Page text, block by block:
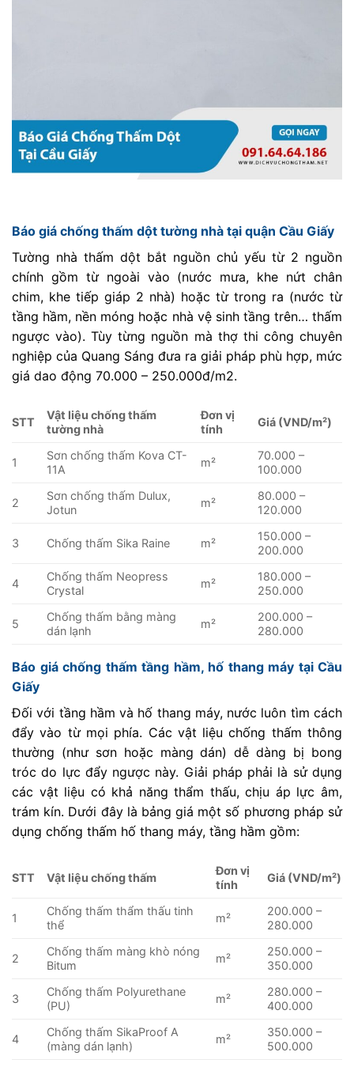
Báo giá chống thấm dột tường nhà tại quận Cầu Giấy
Tường nhà thấm dột bắt nguồn chủ yếu từ 2 nguồn
chính gồm từ ngoài vào (nước mưa, khe nứt chân
chim, khe tiếp giáp 2 nhà) hoặc từ trong ra (nước từ
tầng hầm, nền móng hoặc nhà vệ sinh tầng trên… thấm
ngược vào). Tùy từng nguồn mà thợ thi công chuyên
nghiệp của Quang Sáng đưa ra giải pháp phù hợp, mức
giá dao động 70.000 – 250.000đ/m2.
STT
Vật liệu chống thấm
tường nhà
Đơn vị
tính
Giá (VND/m²)
1
Sơn chống thấm Kova CT-
11A
m²
70.000 –
100.000
2
Sơn chống thấm Dulux,
Jotun
m²
80.000 –
120.000
3 Chống thấm Sika Raine m²
150.000 –
200.000
4
Chống thấm Neopress
Crystal
m²
180.000 –
250.000
5
Chống thấm bằng màng
dán lạnh
m²
200.000 –
280.000
Báo giá chống thấm tầng hầm, hố thang máy tại Cầu
Giấy
Đối với tầng hầm và hố thang máy, nước luôn tìm cách
đẩy vào từ mọi phía. Các vật liệu chống thấm thông
thường (như sơn hoặc màng dán) dễ dàng bị bong
tróc do lực đẩy ngược này. Giải pháp phải là sử dụng
các vật liệu có khả năng thẩm thấu, chịu áp lực âm,
trám kín. Dưới đây là bảng giá một số phương pháp sử
dụng chống thấm hố thang máy, tầng hầm gồm:
STT Vật liệu chống thấm
Đơn vị
tính
Giá (VND/m²)
1
Chống thấm thẩm thấu tinh
thể
m²
200.000 –
280.000
2
Chống thấm màng khò nóng
Bitum
m²
250.000 –
350.000
3
Chống thấm Polyurethane
(PU)
m²
280.000 –
400.000
4
Chống thấm SikaProof A
(màng dán lạnh)
m²
350.000 –
500.000